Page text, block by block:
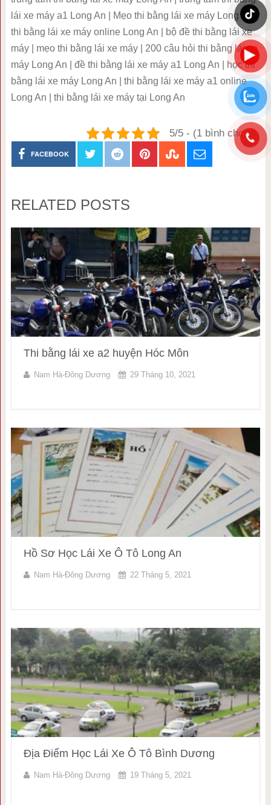
lái xe máy a1 Long An | Mẹo thi bằng lái xe máy Long An |
thi bằng lái xe máy online Long An | bộ đề thi bằng lái xe
máy | mẹo thi bằng lái xe máy | 200 câu hỏi thi bằng lái xe
máy Long An | đề thi bằng lái xe máy a1 Long An | học thi
bằng lái xe máy Long An | thi bằng lái xe máy a1 online
Long An | thi bằng lái xe máy tại Long An
5/5 - (1 bình chọn)
FACEBOOK
RELATED POSTS
Thi bằng lái xe a2 huyện Hóc Môn
Nam Hà-Đông Dương 29 Tháng 10, 2021
Hồ Sơ Học Lái Xe Ô Tô Long An
Nam Hà-Đông Dương 22 Tháng 5, 2021
Địa Điểm Học Lái Xe Ô Tô Bình Dương
Nam Hà-Đông Dương 19 Tháng 5, 2021